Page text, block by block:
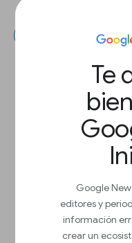
Te
Google
editores y
información
crear un